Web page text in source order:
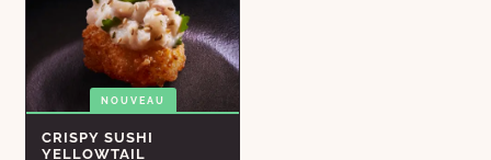
NOUVEAU
CRISPY SUSHI
YELLOWTAIL